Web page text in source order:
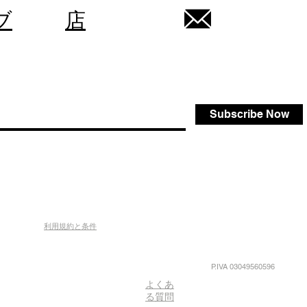
店
Subscribe Now
利用規約と条件
P.IVA 03049560596
よくあ
る質問